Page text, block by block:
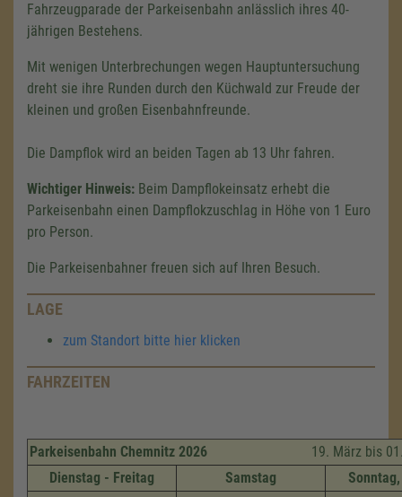
Fahrzeugparade der Parkeisenbahn anlässlich ihres 40-
jährigen Bestehens.
Mit wenigen Unterbrechungen wegen Hauptuntersuchung
dreht sie ihre Runden durch den Küchwald zur Freude der
kleinen und großen Eisenbahnfreunde.
Die Dampflok wird an beiden Tagen ab 13 Uhr fahren.
Wichtiger Hinweis: Beim Dampflokeinsatz erhebt die
Parkeisenbahn einen Dampflokzuschlag in Höhe von 1 Euro
pro Person.
Die Parkeisenbahner freuen sich auf Ihren Besuch.
LAGE
zum Standort bitte hier klicken
FAHRZEITEN
Parkeisenbahn Chemnitz 2026 19. März bis 01.
Dienstag - Freitag
Samstag